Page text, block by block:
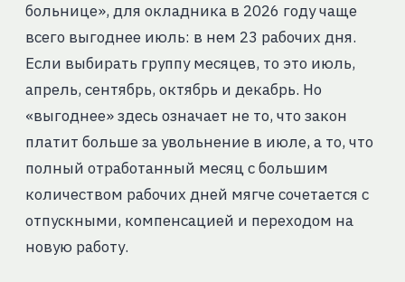
больнице», для окладника в 2026 году чаще
всего выгоднее июль: в нем 23 рабочих дня.
Если выбирать группу месяцев, то это июль,
апрель, сентябрь, октябрь и декабрь. Но
«выгоднее» здесь означает не то, что закон
платит больше за увольнение в июле, а то, что
полный отработанный месяц с большим
количеством рабочих дней мягче сочетается с
отпускными, компенсацией и переходом на
новую работу.